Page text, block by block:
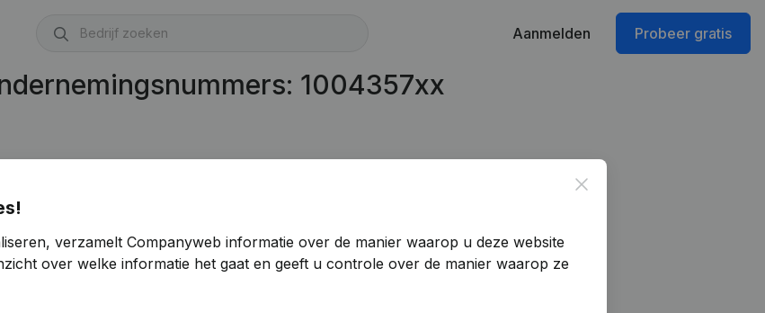
Aanmelden Probeer gratis
1004357xx
Close
verzamelt Companyweb informatie over de manier waarop u deze website
over welke informatie het gaat en geeft u controle over de manier waarop ze